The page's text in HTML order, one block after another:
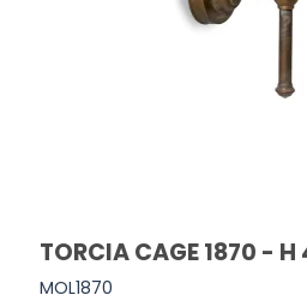
TORCIA CAGE 1870 -
MOL1870